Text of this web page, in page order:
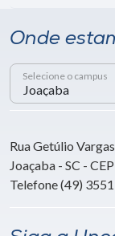
Onde
Selecione o campus
Rua Getúlio
Joaçaba - SC -
Telefone (49)